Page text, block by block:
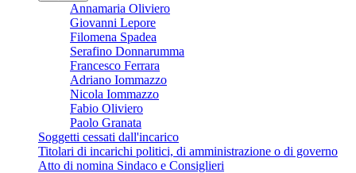
Annamaria Oliviero
Giovanni Lepore
Filomena Spadea
Serafino Donnarumma
Francesco Ferrara
Adriano Iommazzo
Nicola Iommazzo
Fabio Oliviero
Paolo Granata
Soggetti cessati dall'incarico
Titolari di incarichi politici, di amministrazione o di governo
Atto di nomina Sindaco e Consiglieri